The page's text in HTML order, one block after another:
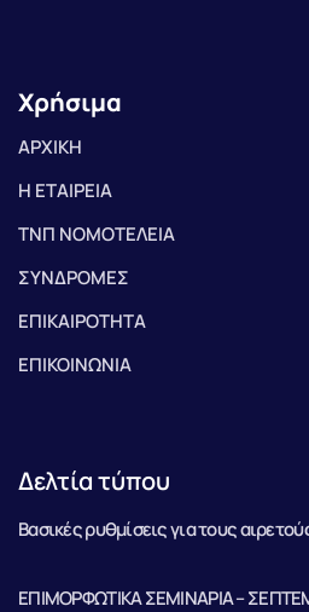
Χρήσιμα
ΑΡΧΙΚΗ
Η ΕΤΑΙΡΕΙΑ
ΤΝΠ ΝΟΜΟΤΕΛΕΙΑ
ΣΥΝΔΡΟΜΕΣ
ΕΠΙΚΑΙΡΟΤΗΤΑ
ΕΠΙΚΟΙΝΩΝΙΑ
Δελτία τύπου
Βασικές ρυθμίσεις για τους
ΕΠΙΜΟΡΦΩΤΙΚΑ ΣΕΜΙΝΑΡΙΑ –